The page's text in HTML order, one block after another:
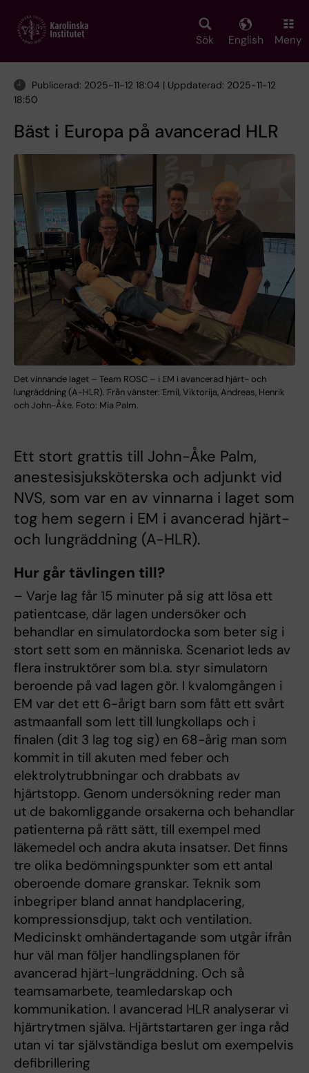
main
Sök English Meny
Publicerad: 2025-11-12 18:04 | Uppdaterad: 2025-11-12
18:50
Bäst i Europa på avancerad HLR
Det vinnande laget – Team ROSC – i EM i avancerad hjärt- och
lungräddning (A-HLR). Från vänster: Emil, Viktorija, Andreas, Henrik
och John-Åke. Foto: Mia Palm.
Ett stort grattis till John-Åke Palm,
anestesisjuksköterska och adjunkt vid
NVS, som var en av vinnarna i laget som
tog hem segern i EM i avancerad hjärt-
och lungräddning (A-HLR).
Hur går tävlingen till?
– Varje lag får 15 minuter på sig att lösa ett
patientcase, där lagen undersöker och
behandlar en simulatordocka som beter sig i
stort sett som en människa. Scenariot leds av
flera instruktörer som bl.a. styr simulatorn
beroende på vad lagen gör. I kvalomgången i
EM var det ett 6-årigt barn som fått ett svårt
astmaanfall som lett till lungkollaps och i
finalen (dit 3 lag tog sig) en 68-årig man som
kommit in till akuten med feber och
elektrolytrubbningar och drabbats av
hjärtstopp. Genom undersökning reder man
ut de bakomliggande orsakerna och behandlar
patienterna på rätt sätt, till exempel med
läkemedel och andra akuta insatser. Det finns
tre olika bedömningspunkter som ett antal
oberoende domare granskar. Teknik som
inbegriper bland annat handplacering,
kompressionsdjup, takt och ventilation.
Medicinskt omhändertagande som utgår ifrån
hur väl man följer handlingsplanen för
avancerad hjärt-lungräddning. Och så
teamsamarbete, teamledarskap och
kommunikation. I avancerad HLR analyserar vi
hjärtrytmen själva. Hjärtstartaren ger inga råd
utan vi tar självständiga beslut om exempelvis
defibrillering